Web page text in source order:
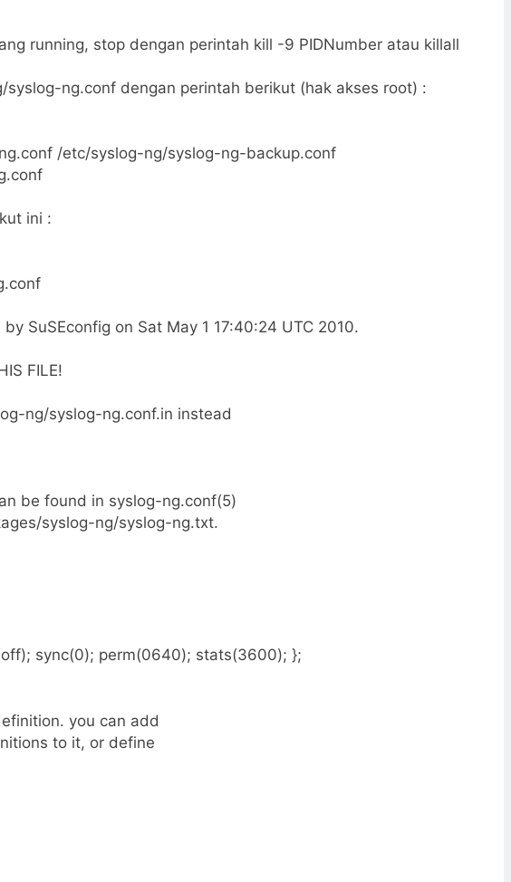
running, stop dengan perintah kill -9 PIDNumber atau killall
ng.conf dengan perintah berikut (hak akses root) :
/etc/syslog-ng/syslog-ng-backup.conf
ini :
SuSEconfig on Sat May 1 17:40:24 UTC 2010.
FILE!
ng/syslog-ng.conf.in instead
be found in syslog-ng.conf(5)
syslog-ng/syslog-ng.txt.
sync(0); perm(0640); stats(3600); };
you can add
to it, or define